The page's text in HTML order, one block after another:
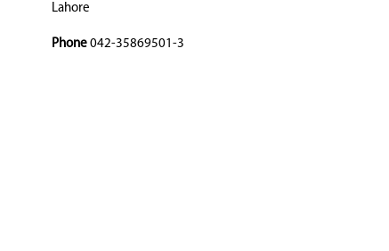
Lahore
Phone 042-35869501-3